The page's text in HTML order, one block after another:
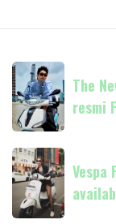
The
New
cool
Piaggio
Liberty
hadir
di
dealer
The
resmi
Vespa
Primavera
stylishly
classic
Vespa